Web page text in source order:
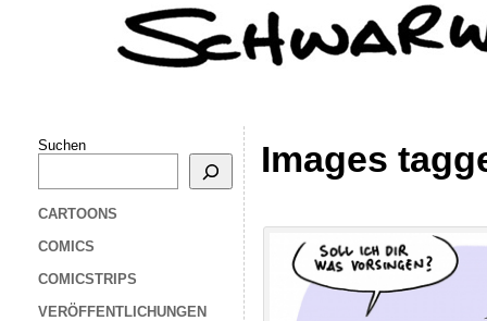
Suchen
CARTOONS
COMICS
COMICSTRIPS
VERÖFFENTLICHUNGEN
Images